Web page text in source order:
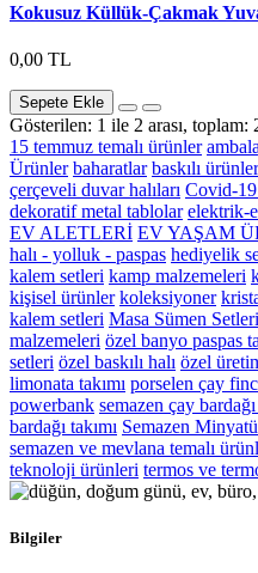
Kokusuz Küllük-Çakmak
0,00 TL
Sepete Ekle
Gösterilen: 1 ile 2 arası, toplam:
15 temmuz temalı ürünler
Ürünler baharatlar baskılı ürünler
çerçeveli duvar halıları Covid-
dekoratif metal tablolar elektrik-
EV ALETLERİ EV YAŞAM
halı - yolluk - paspas hediyelik
kalem setleri kamp malzemeleri
kişisel ürünler koleksiyoner
kalem setleri Masa Sümen Setleri
malzemeleri özel banyo paspas
setleri özel baskılı halı özel
limonata takımı porselen çay
powerbank semazen çay bardağı
bardağı takımı Semazen
semazen ve mevlana temalı
teknoloji ürünleri termos ve
Bilgiler